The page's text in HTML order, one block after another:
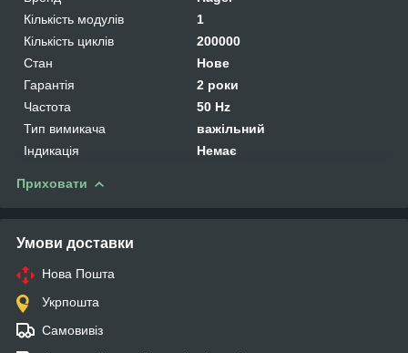
Кількість модулів
1
Кількість циклів
200000
Стан
Нове
Гарантія
2 роки
Частота
50 Hz
Тип вимикача
важільний
Індикація
Немає
Приховати
Умови доставки
Нова Пошта
Укрпошта
Самовивіз